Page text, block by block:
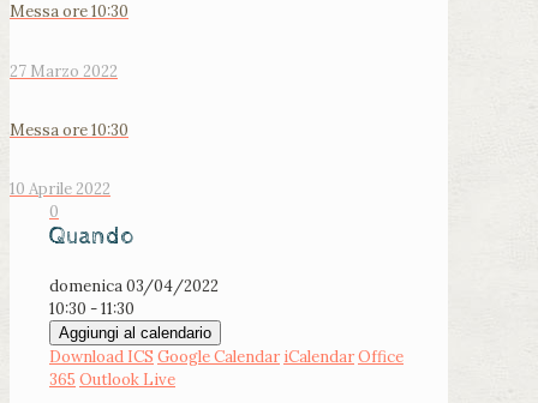
Messa ore 10:30
27 Marzo 2022
Messa ore 10:30
10 Aprile 2022
0
Quando
domenica 03/04/2022
10:30 - 11:30
Aggiungi al calendario
Download ICS Google Calendar iCalendarOffice
365 Outlook Live